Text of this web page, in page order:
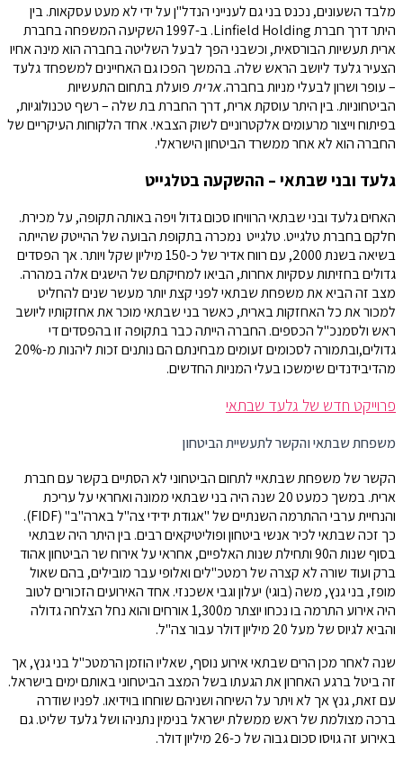
מלבד השעונים, נכנס בני גם לענייני הנדל"ן על ידי לא מעט עסקאות. בין
היתר דרך חברת Linfield Holding. ב-1997 השקיעה המשפחה בחברת
ארית תעשיות הבורסאית, וכשבני הפך לבעל השליטה בחברה הוא מינה אחיו
הצעיר גלעד ליושב הראש שלה. בהמשך הפכו גם האחיינים למשפחד גלעד
– עופר ושרון לבעלי מניות בחברה.אריתפועלת בתחום התעשיות
הביטחוניות. בין היתר עוסקת ארית, דרך החברת בת שלה – רשף טכנולוגיות,
בפיתוח וייצור מרעומים אלקטרוניים לשוק הצבאי. אחד הלקוחות העיקריים של
החברה הוא לא אחר ממשרד הביטחון הישראלי.
גלעד ובני שבתאי – ההשקעה בטלגייט
האחים גלעד ובני שבתאי הרוויחו סכום גדול ויפה באותה תקופה, על מכירת.
חלקם בחברת טלגייט. טלגייט נמכרה בתקופת הבועה של ההייטק שהייתה
בשיאה בשנת 2000, עם רווח אדיר של כ-150 מיליון שקל ויותר. אך הפסדים
גדולים בחזיתות עסקיות אחרות, הביאו למחיקתם של הישגים אלה במהרה.
מצב זה הביא את משפחת שבתאי לפני קצת יותר מעשר שנים להחליט
למכור את כל האחזקות בארית, כאשר בני שבתאי מוכר את אחזקותיו ליושב
ראש ולסמנכ"ל הכספים. החברה הייתה כבר בתקופה זו בהפסדים די
גדולים,ובתמורה לסכומים זעומים מבחינתם הם נותנים זכות ליהנות מ-20%
מהדיבידנדים שימשכו בעלי המניות החדשים.
פרוייקט חדש של גלעד שבתאי
משפחת שבתאי והקשר לתעשיית הביטחון
הקשר של משפחת שבתאיי לתחום הביטחוני לא הסתיים בקשר עם חברת
ארית. במשך כמעט 20 שנה היה בני שבתאי ממונה ואחראי על עריכת
והנחיית ערבי ההתרמה השנתיים של "אגודת ידידי צה"ל בארה"ב" (FIDF).
כך זכה שבתאי לכיר אנשי ביטחון ופוליטיקאים רבים. בין היתר היה שבתאי
בסוף שנות ה90 ותחילת שנות האלפיים, אחראי על אירוח שר הביטחון אהוד
ברק ועוד שורה לא קצרה של רמטכ"לים ואלופי עבר מובילים, בהם שאול
מופז, בני גנץ, משה (בוגי) יעלון וגבי אשכנזי. אחד האירועים הזכורים לטוב
היה אירוע התרמה בו נכחו יוצתר מ1,300 אורחים והוא נחל הצלחה גדולה
והביא לגיוס של מעל 20 מיליון דולר עבור צה"ל.
שנה לאחר מכן הרים שבתאי אירוע נוסף, שאליו הוזמן הרמטכ"ל בני גנץ, אך
זה ביטל ברגע האחרון את הגעתו בשל המצב הביטחוני באותם ימים בישראל.
עם זאת, גנץ אך לא ויתר על השיחה ושניהם שוחחו בוידיאו. לפניו שודרה
ברכה מצולמת של ראש ממשלת ישראל בנימין נתניהו ושל גלעד שליט. גם
באירוע זה גויסו סכום גבוה של כ-26 מיליון דולר.